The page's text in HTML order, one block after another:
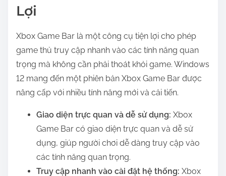
Lợi
Xbox Game Bar là một công cụ tiện lợi cho phép
game thủ truy cập nhanh vào các tính năng quan
trọng mà không cần phải thoát khỏi game. Windows
12 mang đến một phiên bản Xbox Game Bar được
nâng cấp với nhiều tính năng mới và cải tiến.
Giao diện trực quan và dễ sử dụng: Xbox
Game Bar có giao diện trực quan và dễ sử
dụng, giúp người chơi dễ dàng truy cập vào
các tính năng quan trọng.
Truy cập nhanh vào cài đặt hệ thống: Xbox